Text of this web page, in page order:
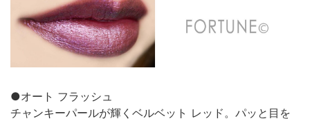
●オート フラッシュ
チャンキーパールが輝くベルベット レッド。パッと目を